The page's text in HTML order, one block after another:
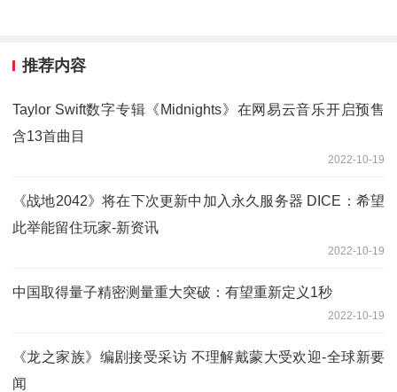
推荐内容
Taylor Swift数字专辑《Midnights》在网易云音乐开启预售
含13首曲目
2022-10-19
《战地2042》将在下次更新中加入永久服务器 DICE：希望
此举能留住玩家-新资讯
2022-10-19
中国取得量子精密测量重大突破：有望重新定义1秒
2022-10-19
《龙之家族》编剧接受采访 不理解戴蒙大受欢迎-全球新要
闻